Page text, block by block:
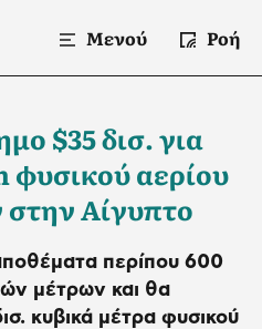
Μενού Ροή
$35 δισ. για
φυσικού αερίου
Αίγυπτο
περίπου 600
μέτρων και θα
κυβικά μέτρα φυσικού